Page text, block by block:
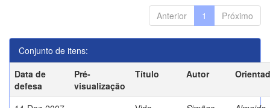
Anterior 1 Próximo
Conjunto de itens:
Data de
defesa
Pré-
visualização
Título Autor